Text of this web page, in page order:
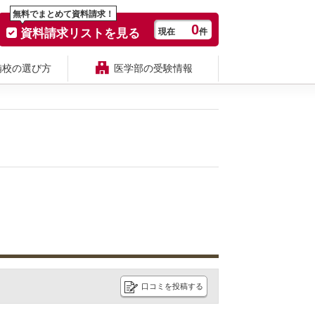
無料でまとめて資料請求！
資料請求リストを見る 現在 0件
の選び方 医学部の受験情報
口コミを投稿する